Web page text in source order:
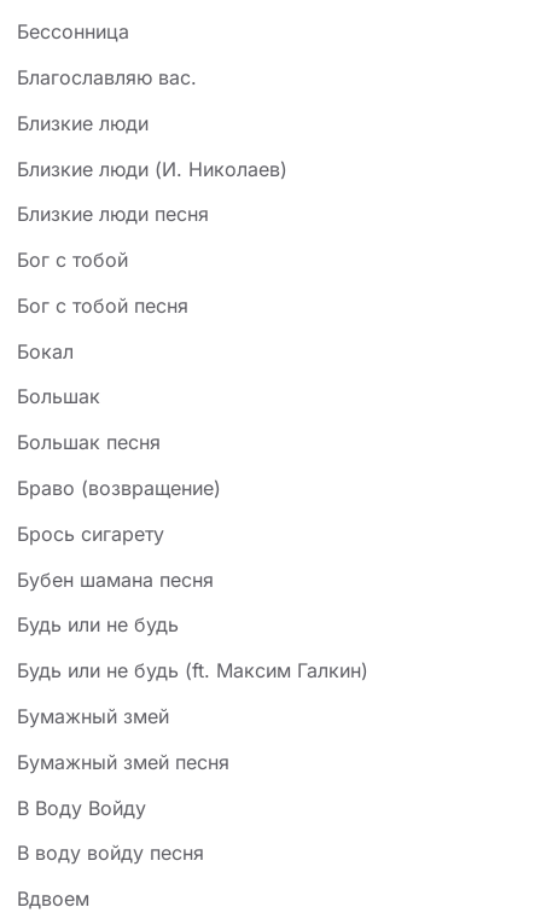
Бессонница
Благославляю вас.
Близкие люди
Близкие люди (И. Николаев)
Близкие люди песня
Бог с тобой
Бог с тобой песня
Бокал
Большак
Большак песня
Браво (возвращение)
Брось сигарету
Бубен шамана песня
Будь или не будь
Будь или не будь (ft. Максим Галкин)
Бумажный змей
Бумажный змей песня
В Воду Войду
В воду войду песня
Вдвоем